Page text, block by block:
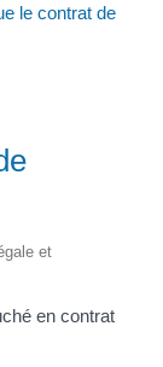
le contrat de
et
en contrat